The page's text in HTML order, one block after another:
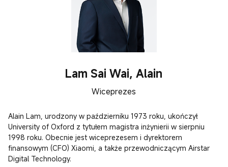
Lam Sai Wai, Alain
Wiceprezes
Alain Lam, urodzony w październiku 1973 roku, ukończył
University of Oxford z tytułem magistra inżynierii w sierpniu
1998 roku. Obecnie jest wiceprezesem i dyrektorem
finansowym (CFO) Xiaomi, a także przewodniczącym Airstar
Digital Technology.